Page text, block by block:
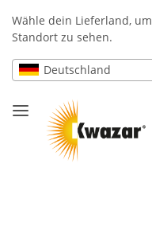
Wähle dein Lieferland,
Standort zu sehen.
Deutschland